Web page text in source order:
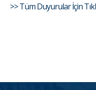
>> Tüm Duyurular İçin